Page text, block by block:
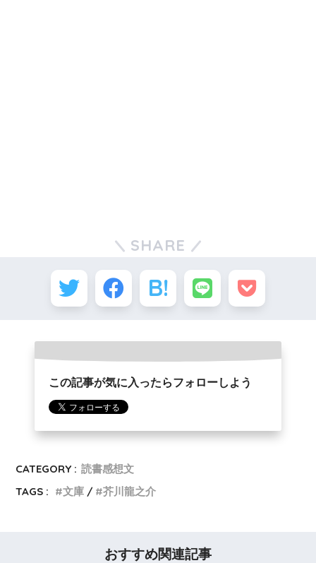
SHARE
この記事が気に入ったらフォローしよう
CATEGORY : 読書感想文
TAGS :
文庫 芥川龍之介
おすすめ関連記事